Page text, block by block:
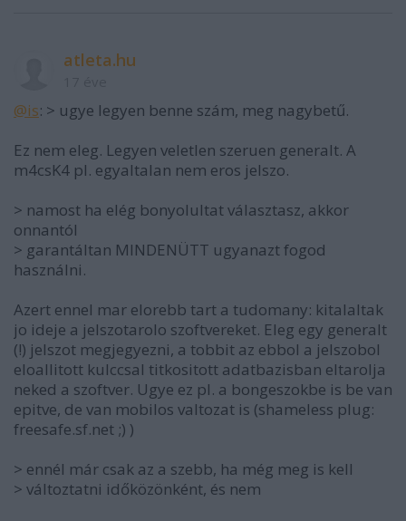
atleta.hu
@is: > ugye legyen benne szám, meg nagybetű.
Ez nem eleg. Legyen veletlen szeruen generalt. A
m4csK4 pl. egyaltalan nem eros jelszo.
> namost ha elég bonyolultat választasz, akkor
onnantól
> garantáltan MINDENÜTT ugyanazt fogod
használni.
Azert ennel mar elorebb tart a tudomany: kitalaltak
jo ideje a jelszotarolo szoftvereket. Eleg egy generalt
(!) jelszot megjegyezni, a tobbit az ebbol a jelszobol
eloallitott kulccsal titkositott adatbazisban eltarolja
neked a szoftver. Ugye ez pl. a bongeszokbe is be van
epitve, de van mobilos valtozat is (shameless plug:
freesafe.sf.net ;) )
> ennél már csak az a szebb, ha még meg is kell
> változtatni időközönként, és nem